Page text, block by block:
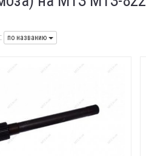
по названию